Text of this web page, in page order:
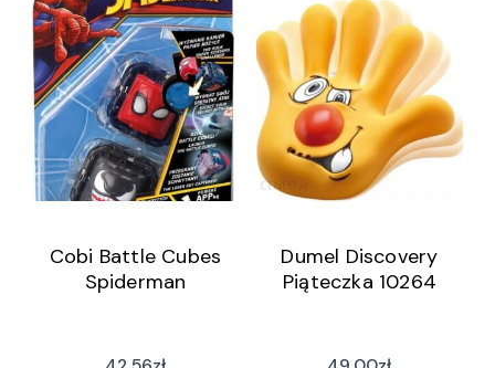
Cobi Battle Cubes
Spiderman
Dumel Discovery
Piąteczka 10264